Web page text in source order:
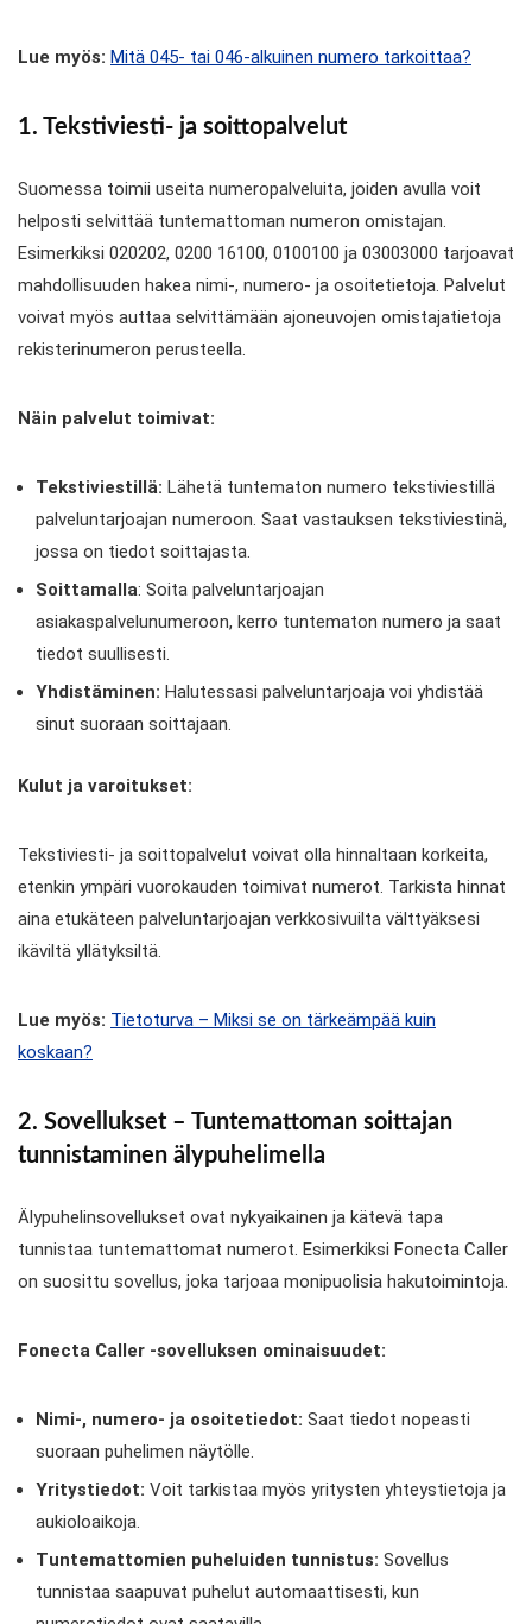
Lue myös: Mitä 045- tai 046-alkuinen numero tarkoittaa?
1. Tekstiviesti- ja soittopalvelut
Suomessa toimii useita numeropalveluita, joiden avulla voit
helposti selvittää tuntemattoman numeron omistajan.
Esimerkiksi 020202, 0200 16100, 0100100 ja 03003000 tarjoavat
mahdollisuuden hakea nimi-, numero- ja osoitetietoja. Palvelut
voivat myös auttaa selvittämään ajoneuvojen omistajatietoja
rekisterinumeron perusteella.
Näin palvelut toimivat:
Tekstiviestillä: Lähetä tuntematon numero tekstiviestillä
palveluntarjoajan numeroon. Saat vastauksen tekstiviestinä,
jossa on tiedot soittajasta.
Soittamalla: Soita palveluntarjoajan
asiakaspalvelunumeroon, kerro tuntematon numero ja saat
tiedot suullisesti.
Yhdistäminen: Halutessasi palveluntarjoaja voi yhdistää
sinut suoraan soittajaan.
Kulut ja varoitukset:
Tekstiviesti- ja soittopalvelut voivat olla hinnaltaan korkeita,
etenkin ympäri vuorokauden toimivat numerot. Tarkista hinnat
aina etukäteen palveluntarjoajan verkkosivuilta välttyäksesi
ikäviltä yllätyksiltä.
Lue myös: Tietoturva – Miksi se on tärkeämpää kuin
koskaan?
2. Sovellukset – Tuntemattoman soittajan
tunnistaminen älypuhelimella
Älypuhelinsovellukset ovat nykyaikainen ja kätevä tapa
tunnistaa tuntemattomat numerot. Esimerkiksi Fonecta Caller
on suosittu sovellus, joka tarjoaa monipuolisia hakutoimintoja.
Fonecta Caller -sovelluksen ominaisuudet:
Nimi-, numero- ja osoitetiedot: Saat tiedot nopeasti
suoraan puhelimen näytölle.
Yritystiedot: Voit tarkistaa myös yritysten yhteystietoja ja
aukioloaikoja.
Tuntemattomien puheluiden tunnistus: Sovellus
tunnistaa saapuvat puhelut automaattisesti, kun